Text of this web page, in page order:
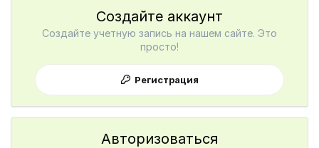
Создайте аккаунт
Создайте учетную запись на нашем сайте. Это
просто!
Регистрация
Авторизоваться